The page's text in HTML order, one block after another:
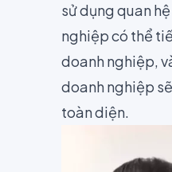
sử dụng quan
nghiệp có thể
doanh nghiệp,
doanh nghiệp
toàn diện.